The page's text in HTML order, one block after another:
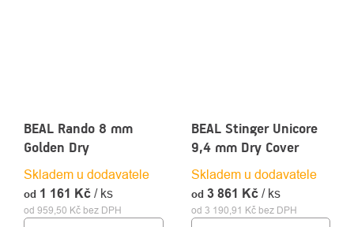
BEAL Rando 8 mm
Golden Dry
Skladem u dodavatele
od 959,50 Kč bez DPH
od 1 161 Kč / ks
BEAL Stinger Unicore
9,4 mm Dry Cover
Skladem u dodavatele
od 3 190,91 Kč bez DPH
od 3 861 Kč / ks